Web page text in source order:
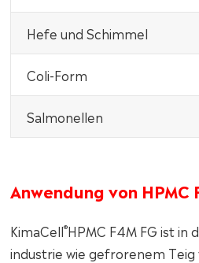
Hefe und Schimmel
Coli-Form
Salmonellen
Anwendung von HPMC
KimaCell®HPMC F4M FG ist in
industrie wie gefrorenem